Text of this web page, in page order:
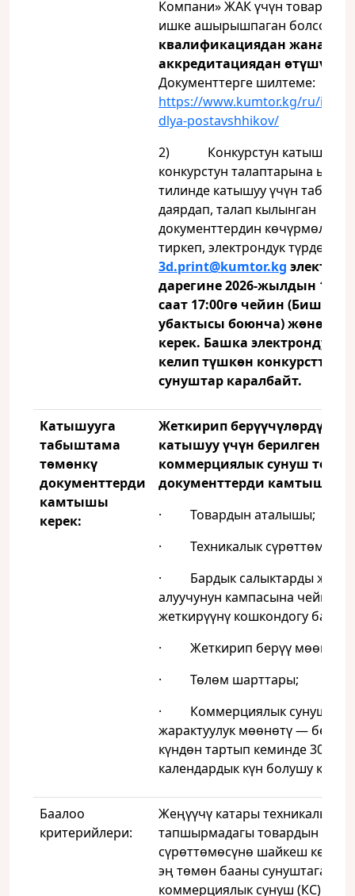
Компани» ЖАК үчүн товар
ишке ашырышпаган болсо,
квалификациядан жана
аккредитациядан өтүшү
Документтерге шилтеме:
https://www.kumtor.kg/ru/
dlya-postavshhikov/
2) Конкурстун
конкурстун талаптарына
тилинде катышуу үчүн
даярдап, талап кылынган
документтердин көчүрмөлөрүн
тиркеп, электрондук түрдө
3d.print@kumtor.kg
дарегине 2026-жылдын 15-
саат 17:00гө чейин (Бишкек
убактысы боюнча)
керек. Башка электрондук
келип түшкөн конкурсттук
сунуштар каралбайт.
Катышууга
табыштама
төмөнкү
документтерди
камтышы
керек:
Жеткирип берүүчүлөрдү
катышуу үчүн берилген
коммерциялык сунуш
документтерди камтышы
· Товардын аталышы;
· Техникалык сүрөттөмө;
· Бардык салыктарды жана
алуучунун кампасына чейин
жеткирүүнү кошкондогу баа;
· Жеткирип берүү
· Төлөм шарттары;
· Коммерциялык сунуштун
жарактуулук мөөнөтү —
күндөн тартып кеминде 30
календардык күн болушу керек.
Баалоо
критерийлери:
Жеңүүчү катары техникалык
тапшырмадагы товардын
сүрөттөмөсүнө шайкеш
эң төмөн бааны сунуштаган
коммерциялык сунуш (КС)